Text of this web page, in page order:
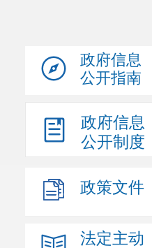
政府信息
公开指南
政府信息
公开制度
政策文件
法定主动